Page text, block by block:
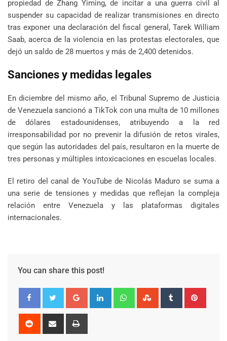
propiedad de Zhang Yiming, de incitar a una guerra civil al
suspender su capacidad de realizar transmisiones en directo
tras exponer una declaración del fiscal general, Tarek William
Saab, acerca de la violencia en las protestas electorales, que
dejó un saldo de 28 muertos y más de 2,400 detenidos.
Sanciones y medidas legales
En diciembre del mismo año, el Tribunal Supremo de Justicia
de Venezuela sancionó a TikTok con una multa de 10 millones
de dólares estadounidenses, atribuyendo a la red
irresponsabilidad por no prevenir la difusión de retos virales,
que según las autoridades del país, resultaron en la muerte de
tres personas y múltiples intoxicaciones en escuelas locales.
El retiro del canal de YouTube de Nicolás Maduro se suma a
una serie de tensiones y medidas que reflejan la compleja
relación entre Venezuela y las plataformas digitales
internacionales.
You can share this post!
Google+ LinkedIn WhatsappStumbleUpon
Tumblr
Reddit
Share